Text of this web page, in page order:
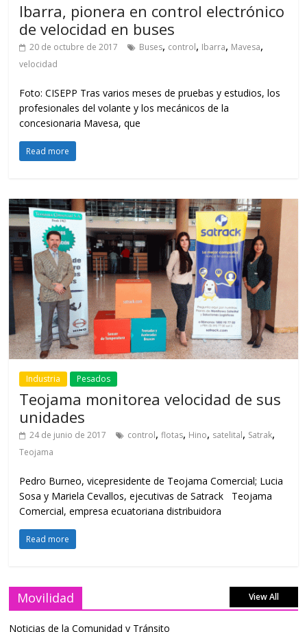
Ibarra, pionera en control electrónico
de velocidad en buses
20 de octubre de 2017 Buses, control, Ibarra, Mavesa,
velocidad
Foto: CISEPP Tras varios meses de pruebas y estudios, los
profesionales del volante y los mecánicos de la
concesionaria Mavesa, que
Read more
Industria Pesados
Teojama monitorea velocidad de sus
unidades
24 de junio de 2017 control,flotas, Hino, satelital, Satrak,
Teojama
Pedro Burneo, vicepresidente de Teojama Comercial; Lucia
Sosa y Mariela Cevallos, ejecutivas de Satrack Teojama
Comercial, empresa ecuatoriana distribuidora
Read more
Movilidad View All
Noticias de la Comunidad y Tránsito